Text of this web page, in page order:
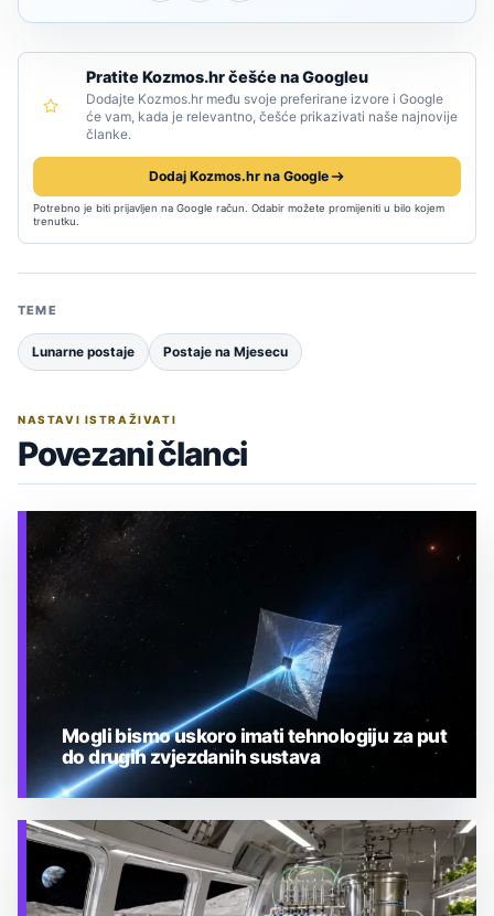
Pratite Kozmos.hr češće na Googleu
Dodajte Kozmos.hr među svoje preferirane izvore i Google
će vam, kada je relevantno, češće prikazivati naše najnovije
članke.
Dodaj Kozmos.hr na Google
Potrebno je biti prijavljen na Google račun. Odabir možete promijeniti u bilo kojem
trenutku.
TEME
Lunarne postaje Postaje na Mjesecu
NASTAVI ISTRAŽIVATI
Povezani članci
TEHNOLOGIJA
Mogli bismo uskoro imati tehnologiju za put
do drugih zvjezdanih sustava